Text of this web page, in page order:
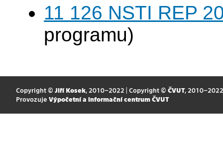
11 126 NSTI REP
programu)
Copyright © Jiří Kosek, 2010–2022 | Copyright © ČVUT, 2010–2022
Provozuje Výpočetní a informační centrum ČVUT